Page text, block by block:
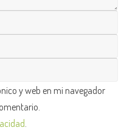
y web en mi navegador